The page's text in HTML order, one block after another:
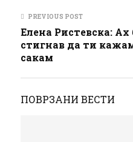
PREVIOUS POST
Елена Ристевска: Ах
стигнав да ти
сакам
ПОВРЗАНИ ВЕСТИ